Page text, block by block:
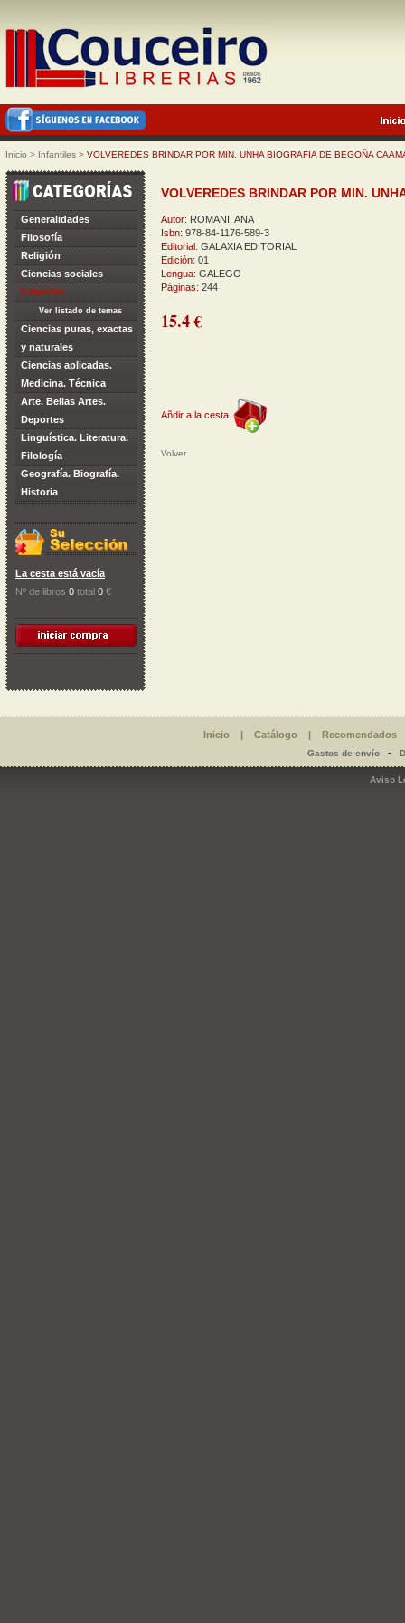
Inicio > Infantiles > VOLVEREDES BRINDAR POR MIN. UNHA BIOGRAFIA DE BEGOÑA
Generalidades
Filosofía
Religión
Ciencias sociales
Infantiles
Ver listado de temas
Ciencias puras, exactas
y naturales
Ciencias aplicadas.
Medicina. Técnica
Arte. Bellas Artes.
Deportes
Linguística. Literatura.
Filología
Geografía. Biografía.
Historia
La cesta está vacía
Nº de libros 0 total 0 €
VOLVEREDES BRINDAR POR MIN.
Autor: ROMANI, ANA
Isbn: 978-84-1176-589-3
Editorial: GALAXIA EDITORIAL
Edición: 01
Lengua: GALEGO
Páginas: 244
15.4 €
Añdir a la cesta
Volver
Inicio | Catálogo | Recomendados
Gastos de envío-
Aviso